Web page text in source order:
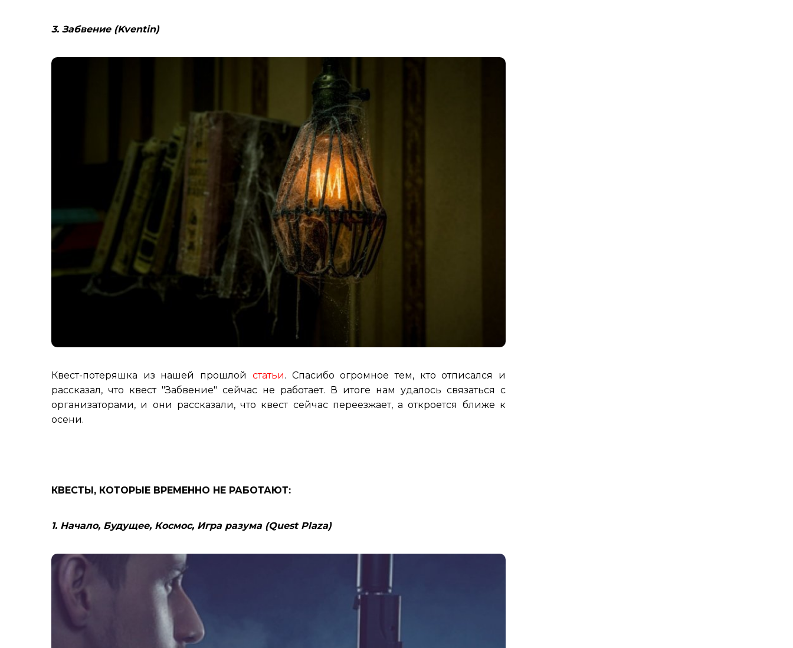
3. Забвение (Kventin)
Квест-потеряшка из нашей прошлой статьи. Спасибо огромное тем, кто отписался и
рассказал, что квест "Забвение" сейчас не работает. В итоге нам удалось связаться с
организаторами, и они рассказали, что квест сейчас переезжает, а откроется ближе к
осени.
КВЕСТЫ, КОТОРЫЕ ВРЕМЕННО НЕ РАБОТАЮТ:
1. Начало, Будущее, Космос, Игра разума (Quest Plaza)